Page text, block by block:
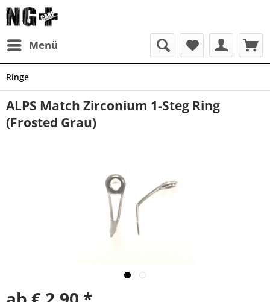
Menü
Ringe
ALPS Match Zirconium 1-Steg Ring
(Frosted Grau)